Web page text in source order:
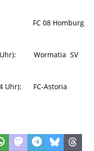
FC 08 Homburg
Uhr): Wormatia  SV
Uhr): FC-Astoria